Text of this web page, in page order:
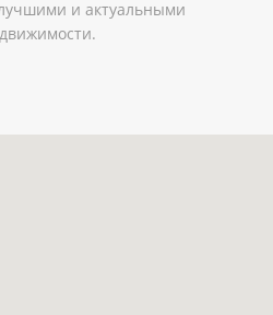
расширяют сценарии
инфраструктуру
и актуальными